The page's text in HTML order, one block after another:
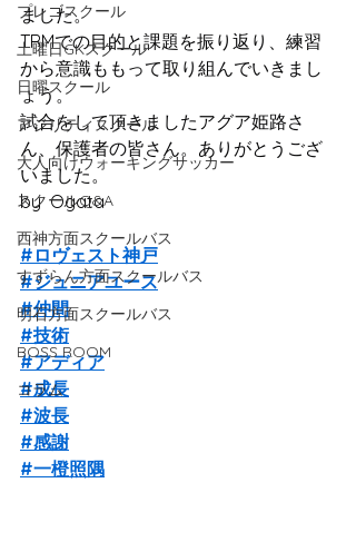
プレゴスクール
土曜日GKスクール
日曜スクール
アジリティスクール
大人向けウォーキングサッカー
スクールQ&A
西神方面スクールバス
すずらん方面スクールバス
明石方面スクールバス
BOSS ROOM
コラム
ました。
TRMでの目的と課題を振り返り、練習
から意識ももって取り組んでいきまし
ょう。
試合をして頂きましたアグア姫路さ
ん、保護者の皆さん。ありがとうござ
いました。
by  Ogata
#ロヴェスト神戸
#ジュニアユース
#仲間
#技術
#アディア
#成長
#波長
#感謝
#一橙照隅